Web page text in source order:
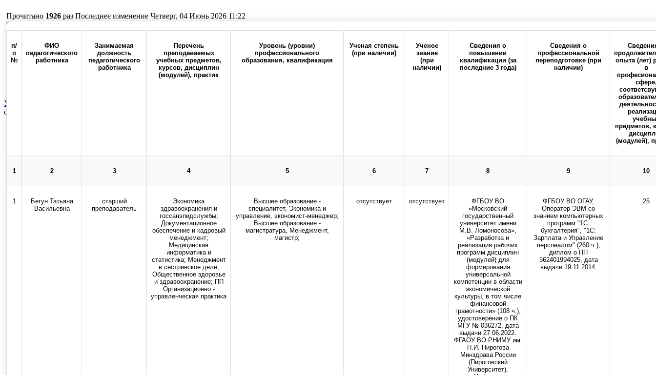
Прокрутите таблицу вправо для просмотра всех колонок
п/
п
№
ФИО
педагогического
работника
Занимаемая
должность
педагогического
работника
Перечень
преподаваемых
учебных предметов,
курсов, дисциплин
(модулей), практик
Уровень (уровни)
профессионального
образования, квалификация
Ученая степень
(при наличии)
Ученое
звание
(при
наличии)
Сведения о
повышении
квалификации (за
последние 3 года)
Сведения о
профессиональной
переподготовке (при
наличии)
опыта (лет)
в
предметов,
(модулей),
1 2 3 4 5 6 7 8 9 10
1
Бегун Татьяна
Васильевна
старший
преподаватель
Экономика
здравоохранения и
госсанэпидслужбы;
Документационное
обеспечение и кадровый
менеджмент;
Медицинская
информатика и
статистика; Менеджмент
в сестринское деле;
Общественное здоровье
и здравоохранение; ПП
Организационно -
управленческая практика
Высшее образование -
специалитет, Экономика и
управление, экономист-менеджер;
Высшее образование -
магистратура, Менеджмент,
магистр;
отсутствует отсутствует
ФГБОУ ВО
«Московский
государственный
университет имени
М.В. Ломоносова»,
«Разработка и
реализация рабочих
программ дисциплин
(модулей) для
формирования
универсальной
компетенции в области
экономической
культуры, в том числе
финансовой
грамотности» (108 ч.),
удостоверение о ПК
МГУ № 036272, дата
выдачи 27.06.2022.
ФГАОУ ВО РНИМУ им.
Н.И. Пирогова
Минздрава России
(Пироговский
Университет),
ФГБОУ ВО ОГАУ,
Оператор ЭВМ со
знанием компьютерных
программ "1С:
бухгалтерия", "1С:
Зарплата и Управление
персоналом" (260 ч.),
диплом о ПП
562401994025, дата
выдачи 19.11.2014.
25
Прочитано 1926 раз Последнее изменение Четверг, 04 Июнь 2026 11:22
Наверх
Факс:(3532) 50-06-20 Стоп-коррупция Реквизиты
Университет
опубликования научных статей
здравоохранения Российской Федерации.
Использование текстовых, аудио-, фото- и видеоматериалов возможно только с письменного разрешения администрации сайта.